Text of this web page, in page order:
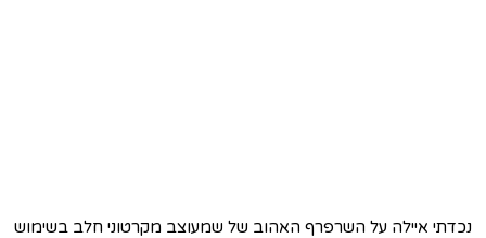
נכדתי איילה על השרפרף האהוב של שמעוצב מקרטוני חלב בשימוש